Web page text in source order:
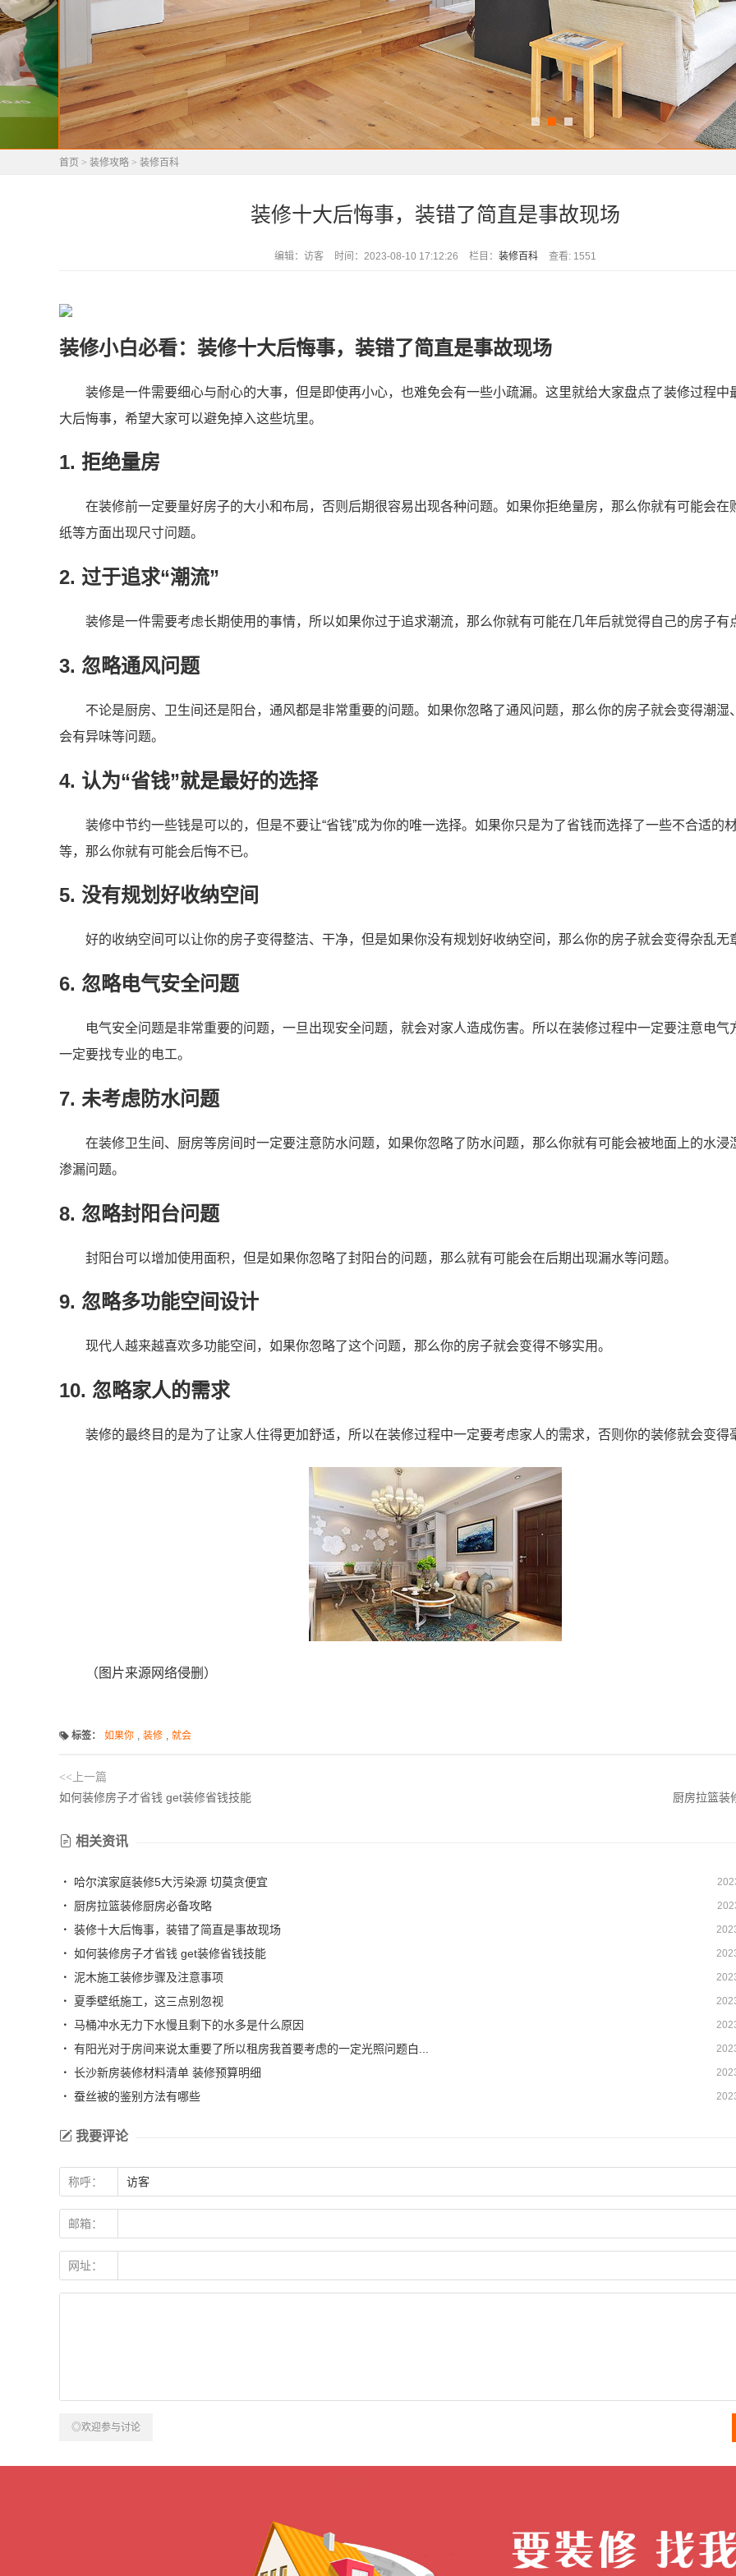
首页 > 装修攻略 > 装修百科
装修十大后悔事，装错了简直是事故现场
编辑：访客 时间：2023-08-10 17:12:26 栏目： 装修百科 查看: 1551
装修小白必看：装修十大后悔事，装错了简直是事故现场
装修是一件需要细心与耐心的大事，但是即使再小心，也难免会有一些小疏漏。这里就给大家盘点了装修过程中
大后悔事，希望大家可以避免掉入这些坑里。
1. 拒绝量房
在装修前一定要量好房子的大小和布局，否则后期很容易出现各种问题。如果你拒绝量房，那么你就有可能会在
纸等方面出现尺寸问题。
2. 过于追求“潮流”
装修是一件需要考虑长期使用的事情，所以如果你过于追求潮流，那么你就有可能在几年后就觉得自己的房子有点
3. 忽略通风问题
不论是厨房、卫生间还是阳台，通风都是非常重要的问题。如果你忽略了通风问题，那么你的房子就会变得潮湿
会有异味等问题。
4. 认为“省钱”就是最好的选择
装修中节约一些钱是可以的，但是不要让“省钱”成为你的唯一选择。如果你只是为了省钱而选择了一些不合适的
等，那么你就有可能会后悔不已。
5. 没有规划好收纳空间
好的收纳空间可以让你的房子变得整洁、干净，但是如果你没有规划好收纳空间，那么你的房子就会变得杂乱无
6. 忽略电气安全问题
电气安全问题是非常重要的问题，一旦出现安全问题，就会对家人造成伤害。所以在装修过程中一定要注意电气
一定要找专业的电工。
7. 未考虑防水问题
在装修卫生间、厨房等房间时一定要注意防水问题，如果你忽略了防水问题，那么你就有可能会被地面上的水浸
渗漏问题。
8. 忽略封阳台问题
封阳台可以增加使用面积，但是如果你忽略了封阳台的问题，那么就有可能会在后期出现漏水等问题。
9. 忽略多功能空间设计
现代人越来越喜欢多功能空间，如果你忽略了这个问题，那么你的房子就会变得不够实用。
10. 忽略家人的需求
装修的最终目的是为了让家人住得更加舒适，所以在装修过程中一定要考虑家人的需求，否则你的装修就会变得
（图片来源网络侵删）
标签： 如果你 装修 就会
<<上一篇
如何装修房子才省钱 get装修省钱技能 厨房拉篮装
相关资讯
哈尔滨家庭装修5大污染源 切莫贪便宜
厨房拉篮装修厨房必备攻略
装修十大后悔事，装错了简直是事故现场
如何装修房子才省钱 get装修省钱技能
泥木施工装修步骤及注意事项
夏季壁纸施工，这三点别忽视
马桶冲水无力下水慢且剩下的水多是什么原因
有阳光对于房间来说太重要了所以租房我首要考虑的一定光照问题白...
长沙新房装修材料清单 装修预算明细
蚕丝被的鉴别方法有哪些
我要评论
称呼：
邮箱：
网址：
◎欢迎参与讨论